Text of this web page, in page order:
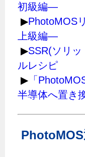
初級編―
▶PhotoMOS
上級編―
▶SSR(ソリ
ルレシピ
▶ 「
半導体へ置き